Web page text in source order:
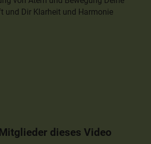
und Dir Klarheit und Harmonie
dieses Video